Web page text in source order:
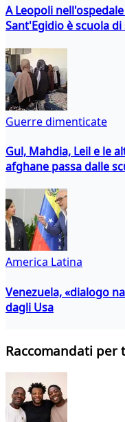
A Leopoli
Sant'Egidio è scuola
Guerre dimenticate
Gul, Mahdia, Leil e le
afghane passa dalle
America Latina
Venezuela, «dialogo
dagli Usa
Raccomandati per